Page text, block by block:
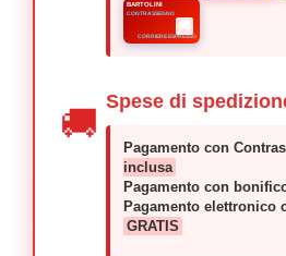
BARTOLINI
CONTRASSEGNO
CORRIERE ESPRESSO
🚚
🚚
Spese di
Pagamento con
inclusa
Pagamento con
Pagamento elettronico
GRATIS